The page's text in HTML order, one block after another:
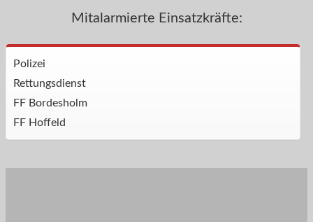
Mitalarmierte Einsatzkräfte:
Polizei
Rettungsdienst
FF Bordesholm
FF Hoffeld